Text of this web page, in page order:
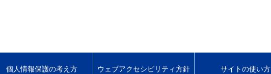
個人情報保護の考え方 ウェブアクセシビリティ方針 サイトの使い方